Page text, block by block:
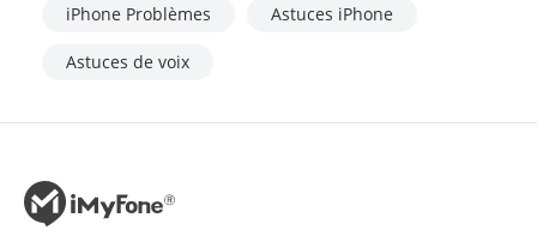
iPhone Problèmes Astuces iPhone
Astuces de voix